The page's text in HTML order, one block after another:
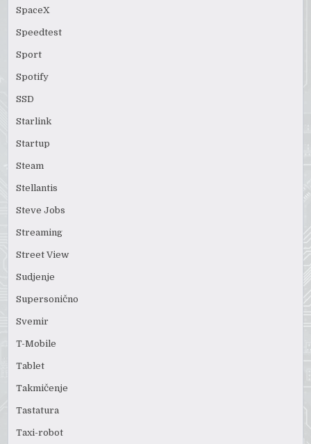
SpaceX
Speedtest
Sport
Spotify
SSD
Starlink
Startup
Steam
Stellantis
Steve Jobs
Streaming
Street View
Sudjenje
Supersonično
Svemir
T-Mobile
Tablet
Takmičenje
Tastatura
Taxi-robot